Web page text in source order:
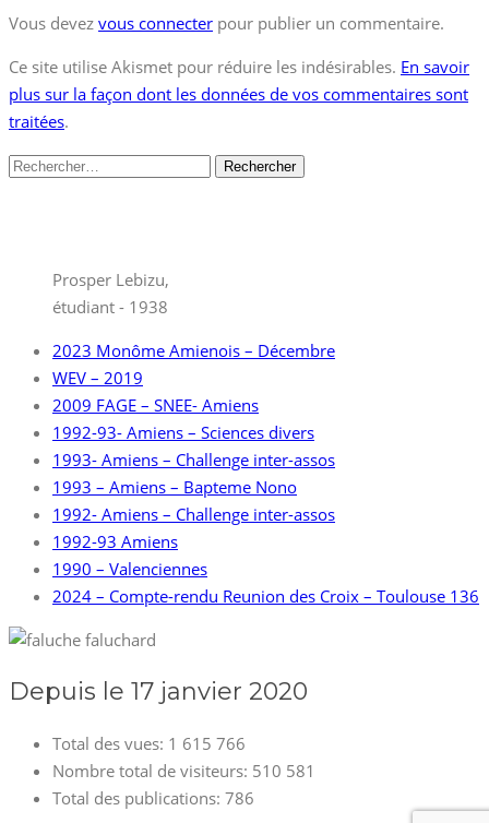
Vous devez vous connecter pour publier un commentaire.
Ce site utilise Akismet pour réduire les indésirables. En savoir
plus sur la façon dont les données de vos commentaires sont
traitées.
Rechercher :
Prosper Lebizu,
étudiant - 1938
2023 Monôme Amienois – Décembre
WEV – 2019
2009 FAGE – SNEE- Amiens
1992-93- Amiens – Sciences divers
1993- Amiens – Challenge inter-assos
1993 – Amiens – Bapteme Nono
1992- Amiens – Challenge inter-assos
1992-93 Amiens
1990 – Valenciennes
2024 – Compte-rendu Reunion des Croix – Toulouse 136
Depuis le 17 janvier 2020
Total des vues: 1 615 766
Nombre total de visiteurs: 510 581
Total des publications: 786